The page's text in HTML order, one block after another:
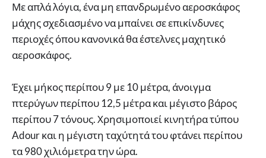
Με απλά λόγια, ένα μη επανδρωμένο αεροσκάφος
μάχης σχεδιασμένο να μπαίνει σε επικίνδυνες
περιοχές όπου κανονικά θα έστελνες μαχητικό
αεροσκάφος.
Έχει μήκος περίπου 9 με 10 μέτρα, άνοιγμα
πτερύγων περίπου 12,5 μέτρα και μέγιστο βάρος
περίπου 7 τόνους. Χρησιμοποιεί κινητήρα τύπου
Adour και η μέγιστη ταχύτητά του φτάνει περίπου
τα 980 χιλιόμετρα την ώρα.